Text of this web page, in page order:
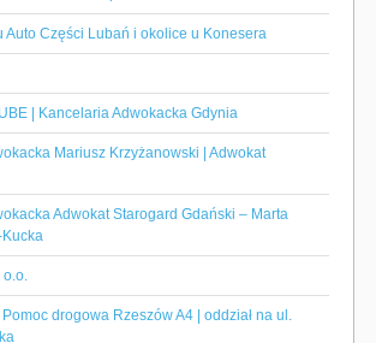
Auto Części Lubań i okolice u Konesera
| Kancelaria Adwokacka Gdynia
Mariusz Krzyżanowski | Adwokat
Adwokat Starogard Gdański – Marta
o.o.
drogowa Rzeszów A4 | oddział na ul.